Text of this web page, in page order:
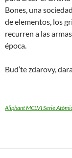
Bones, una
de elementos, los
recurren a las
época.
Bud’te zdarovy,
Aliphant MCLVI Serie